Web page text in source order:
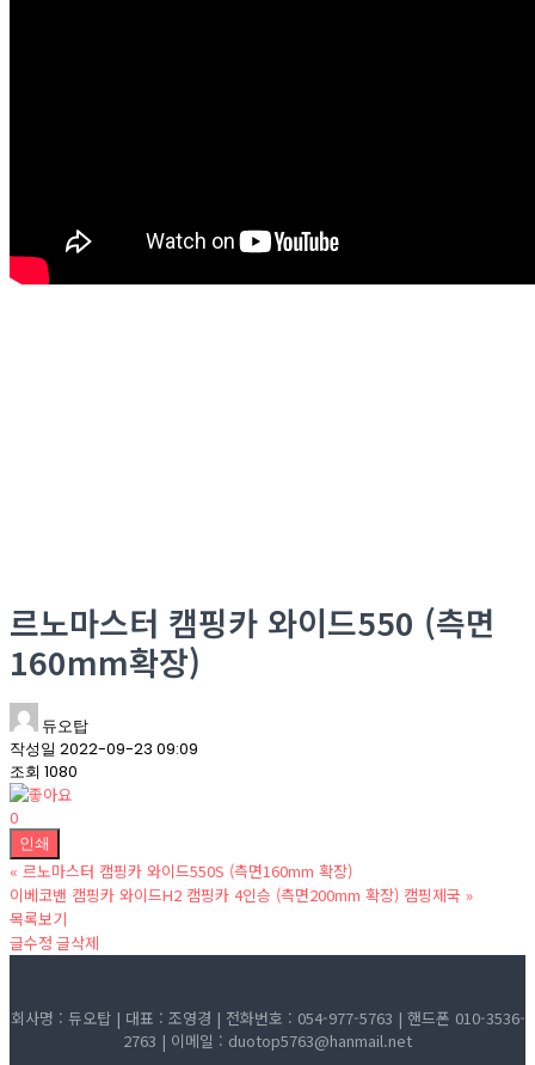
르노마스터 캠핑카 와이드550 (측면
160mm확장)
듀오탑
작성일 2022-09-23 09:09
조회 1080
0
인쇄
« 르노마스터 캠핑카 와이드550S (측면160mm 확장)
이베코밴 캠핑카 와이드H2 캠핑카 4인승 (측면200mm 확장) 캠핑제국 »
목록보기
글수정 글삭제
회사명 : 듀오탑 | 대표 : 조영경 | 전화번호 : 054-977-5763 | 핸드폰 010-3536-
2763 | 이메일 : duotop5763@hanmail.net